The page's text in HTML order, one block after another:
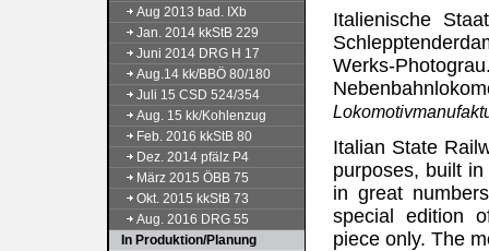
Aug 2013 bad. IXb
Jan. 2014 kkStB 229
Juni 2014 DRG H 17
Aug.14 kk/BBÖ 80/180
Juli 15 CSD 524/354
Aug. 15 kk/Kohlenzug
Feb. 2016 kkStB 80
Dez. 2014 pfälz P4
März 2015 ÖBB 75
Okt. 2015 kkStB 73
Aug. 2016 DRG 55
In Produktion/Planung
Italienische
Werks-
Italian State
purposes, built
in great
special edition
piece only. The